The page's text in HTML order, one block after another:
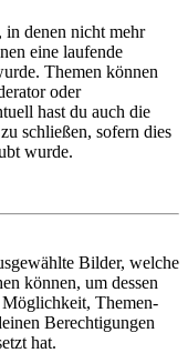
in denen nicht mehr
eine laufende
Themen können
oder
hast du auch die
schließen, sofern dies
wurde.
Bilder, welche
können, um dessen
Themen-
Berechtigungen
hat.